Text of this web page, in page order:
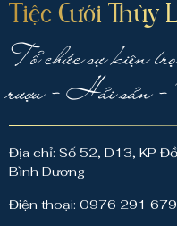
Tiệc Cưới Thùy
Tổ chức sự kiện
rượu - Hải sản -
Địa chỉ: Số 52, D13, KP
Bình Dương
Điện thoại: 0976 291